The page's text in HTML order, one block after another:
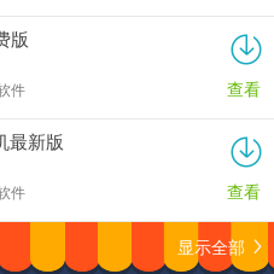
版
件 查看
最新版
件 查看
显示全部